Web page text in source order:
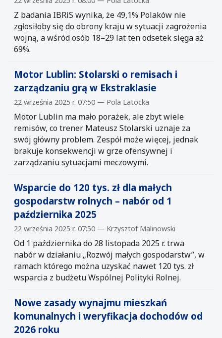
Z badania IBRiS wynika, że 49,1% Polaków nie
zgłosiłoby się do obrony kraju w sytuacji zagrożenia
wojną, a wśród osób 18–29 lat ten odsetek sięga aż
69%.
Motor Lublin: Stolarski o remisach i
zarządzaniu grą w Ekstraklasie
22 września 2025 r. 07:50 — Pola Latocka
Motor Lublin ma mało porażek, ale zbyt wiele
remisów, co trener Mateusz Stolarski uznaje za
swój główny problem. Zespół może więcej, jednak
brakuje konsekwencji w grze ofensywnej i
zarządzaniu sytuacjami meczowymi.
Wsparcie do 120 tys. zł dla małych
gospodarstw rolnych – nabór od 1
października 2025
22 września 2025 r. 07:50 — Krzysztof Malinowski
Od 1 października do 28 listopada 2025 r. trwa
nabór w działaniu „Rozwój małych gospodarstw”, w
ramach którego można uzyskać nawet 120 tys. zł
wsparcia z budżetu Wspólnej Polityki Rolnej.
Nowe zasady wynajmu mieszkań
komunalnych i weryfikacja dochodów od
2026 roku